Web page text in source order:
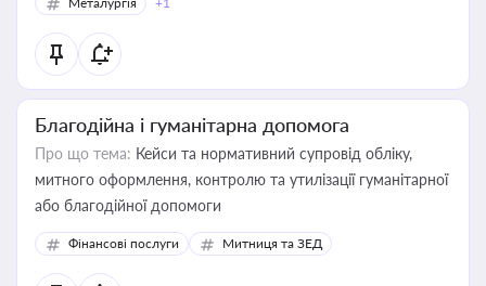
Благодійна і гуманітарна допомога
Про що тема: Кейси та нормативний супровід обліку,
митного оформлення, контролю та утилізації гуманітарної
або благодійної допомоги
Фінансові послуги Митниця та ЗЕД